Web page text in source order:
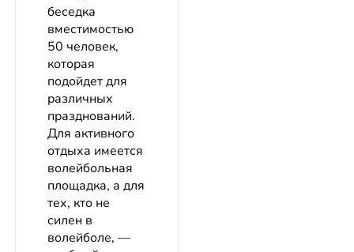
беседка
вместимостью
50 человек,
которая
подойдет для
различных
празднований.
Для активного
отдыха имеется
волейбольная
площадка, а для
тех, кто не
силен в
волейболе, —